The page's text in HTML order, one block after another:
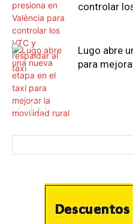
controlar
Lugo abre
para